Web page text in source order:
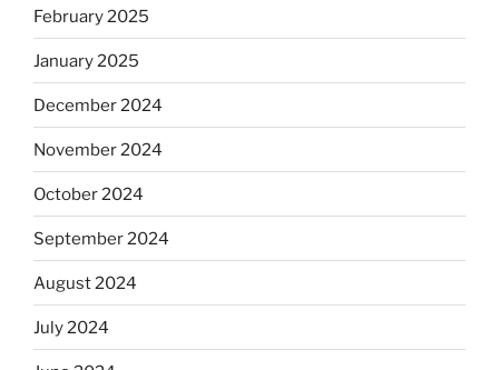
February 2025
January 2025
December 2024
November 2024
October 2024
September 2024
August 2024
July 2024